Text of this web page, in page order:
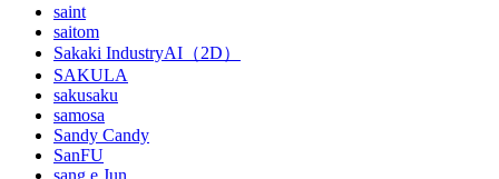
saint
saitom
Sakaki IndustryAI（2D）
SAKULA
sakusaku
samosa
Sandy Candy
SanFU
sang e Jun